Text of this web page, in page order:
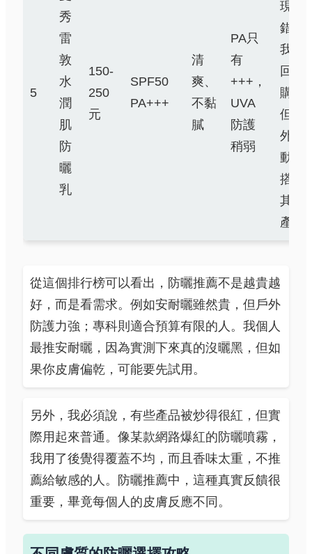
5
秀
雷
敦
水
潤
肌
防
曬
乳
150-
250
元
SPF50
PA+++
清
爽、
不黏
膩
PA只
有
+++，
UVA
防護
稍弱
現不
錯，
我常
回
購，
但戶
外活
動會
搭配
其他
產品
從這個排行榜可以看出，防曬推薦不是越貴越
好，而是看需求。例如安耐曬雖然貴，但戶外
防護力強；專科則適合預算有限的人。我個人
最推安耐曬，因為實測下來真的沒曬黑，但如
果你皮膚偏乾，可能要先試用。
另外，我必須說，有些產品被炒得很紅，但實
際用起來普通。像某款網路爆紅的防曬噴霧，
我用了後覺得覆蓋不均，而且香味太重，不推
薦給敏感的人。防曬推薦中，這種真實反饋很
重要，畢竟每個人的皮膚反應不同。